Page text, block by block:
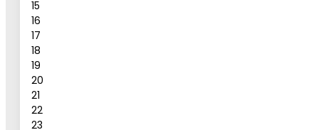
15
16
17
18
19
20
21
22
23
номер телефону
Повідомлення